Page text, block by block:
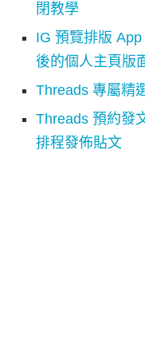
閉教學
IG 預覽排版
後的個人主頁版
Threads 專屬精
Threads 預約發
排程發佈貼文